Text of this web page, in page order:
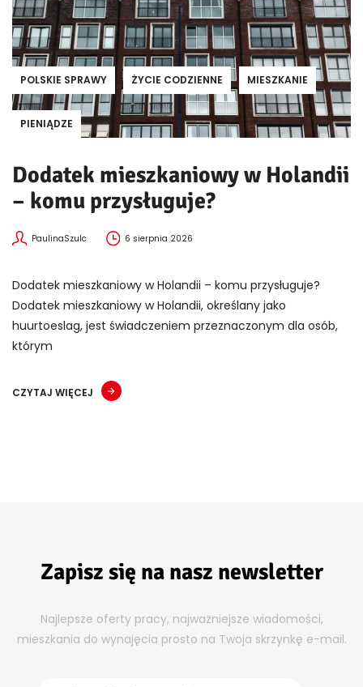
POLSKIE SPRAWY ŻYCIE CODZIENNE MIESZKANIE
PIENIĄDZE
Dodatek mieszkaniowy w Holandii
– komu przysługuje?
PaulinaSzulc 6 sierpnia 2026
Dodatek mieszkaniowy w Holandii – komu przysługuje?
Dodatek mieszkaniowy w Holandii, określany jako
huurtoeslag, jest świadczeniem przeznaczonym dla osób,
którym
CZYTAJ WIĘCEJ
Zapisz się na nasz newsletter
Najlepsze oferty pracy, najważniejsze wiadomości,
mieszkania do wynajęcia prosto na Twoja skrzynkę e-mail.